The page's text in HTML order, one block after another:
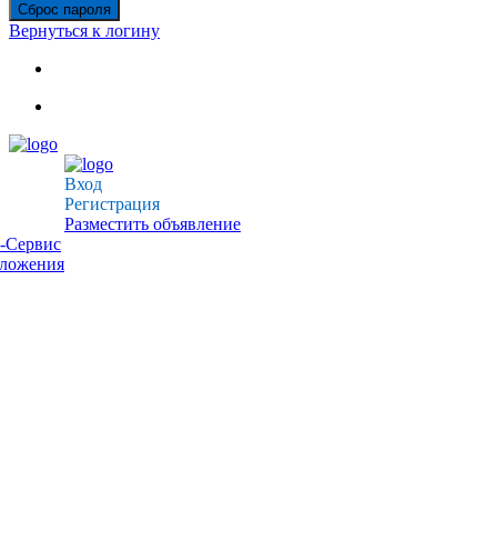
Сброс пароля
Вернуться к логину
Вход
Регистрация
Разместить объявление